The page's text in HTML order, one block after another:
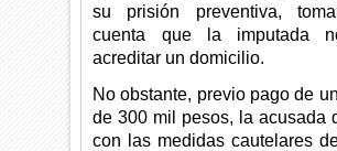
su prisión preventiva,
cuenta que la imputada
acreditar un domicilio.
No obstante, previo pago de
de 300 mil pesos, la acusada
con las medidas cautelares